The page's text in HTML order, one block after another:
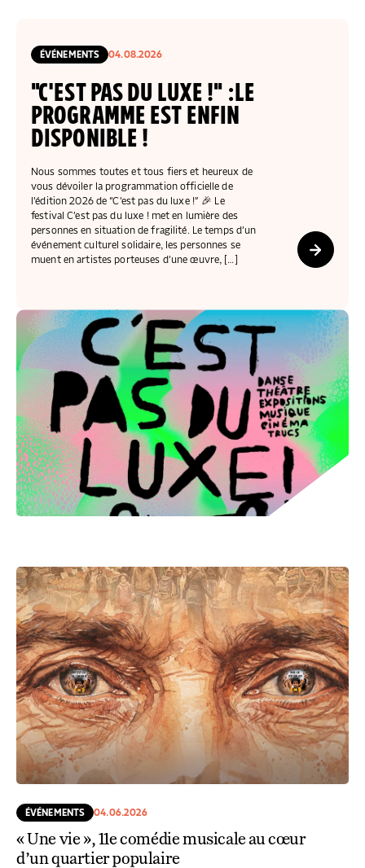
NOS ÉVÉNEMENTS
NOUS REJOINDRE
DÉFENDRE L’ACCÈS AUX DROITS
DONNER LES MOYENS D’AGIR
FAIRE UN DON IFI
RÉDUCTIONS FISCALES
ÉVÉNEMENTS 04.08.2026
"C'EST PAS DU LUXE !" :LE
PROGRAMME EST ENFIN
DISPONIBLE !
Nous sommes toutes et tous fiers et heureux de
vous dévoiler la programmation officielle de
l’édition 2026 de “C’est pas du luxe !” 🎉 Le
festival C’est pas du luxe ! met en lumière des
personnes en situation de fragilité. Le temps d’un
événement culturel solidaire, les personnes se
muent en artistes porteuses d’une œuvre, […]
ÉVÉNEMENTS 04.06.2026
« Une vie », 11e comédie musicale au cœur
d’un quartier populaire